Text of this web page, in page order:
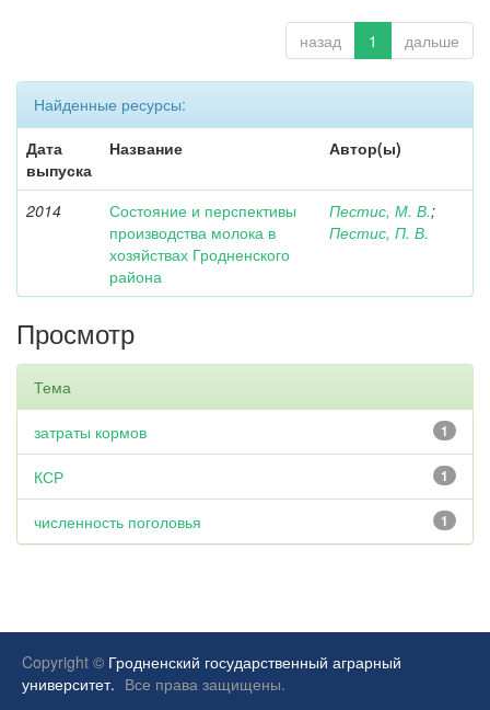
назад 1 дальше
Найденные ресурсы:
Дата
выпуска
Название Автор(ы)
2014
Состояние и перспективы
производства молока в
хозяйствах Гродненского
района
Пестис, М. В.;
Пестис, П. В.
Просмотр
Тема
1
затраты кормов
1
КСР
1
численность поголовья
Copyright © Гродненский государственный аграрный
университет. Все права защищены.